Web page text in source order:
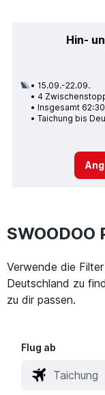
Hin-
15.09.-22.09.
4
Insgesamt
Taichung bis
Verwende die
Deutschland zu
zu dir passen.
Flug ab